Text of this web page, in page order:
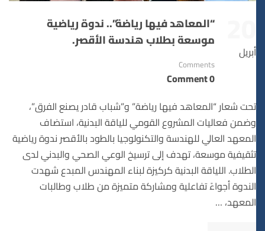
أبريل
“المعاهد فيها رياضة”.. ندوة رياضية
موسعة بطلاب هندسة الأقصر.
Comments
تحت شعار “المعاهد فيها رياضة” و”شباب قادر يصنع الفرق”،
وضمن فعاليات المشروع القومي للياقة البدنية، استضاف
المعهد العالي للهندسة والتكنولوجيا بالطود بالأقصر ندوة رياضية
تثقيفية موسعة، تهدف إلى ترسيخ الوعي الصحي والبدني لدى
الطلاب. اللياقة البدنية كركيزة لبناء المهندس المبدع شهدت
الندوة أجواءً تفاعلية ومشاركة متميزة من طلاب وطالبات
المعهد، …